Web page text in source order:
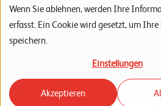
Wenn Sie ablehnen, werden Ihre
erfasst. Ein Cookie wird gesetzt, um
speichern.
Einstellungen
Akzeptieren
e
i
P
News
Daniel Jäggli
05. Januar 2015